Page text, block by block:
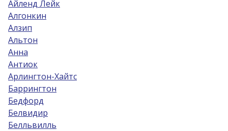
Айленд Лейк
Алгонкин
Алзип
Альтон
Анна
Антиок
Арлингтон-Хайтс
Баррингтон
Бедфорд
Белвидир
Белльвилль